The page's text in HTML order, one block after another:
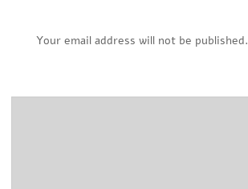
Your email address will not be published.